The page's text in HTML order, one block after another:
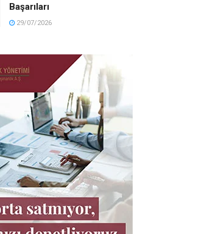
Başarıları
29/07/2026